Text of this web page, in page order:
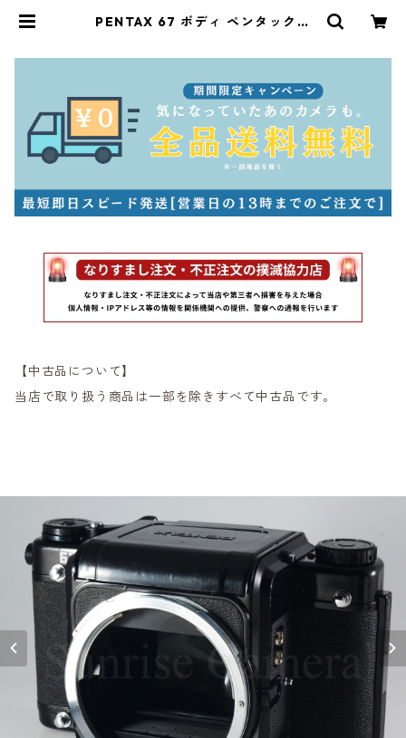
PENTAX 67 ボディ ペンタックス
【中古品について】
当店で取り扱う商品は一部を除きすべて中古品です。